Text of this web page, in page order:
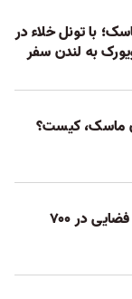
با تونل خلاء در
به لندن سفر
ماسک، کیست؟
نمایش جذاب پیاده‌روی فضایی در ۷۰۰